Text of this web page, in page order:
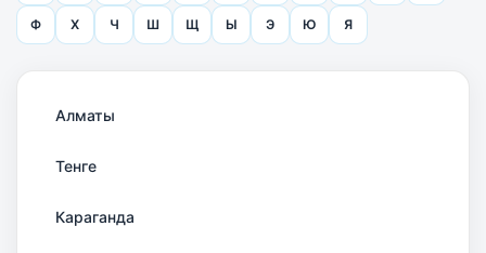
Ф Х Ч Ш Щ Ы Э Ю Я
Алматы
Тенге
Караганда